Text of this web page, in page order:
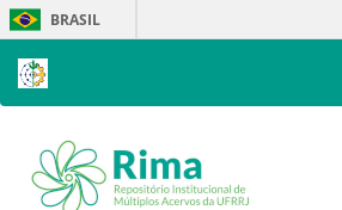
Skip
navigation
BRASIL